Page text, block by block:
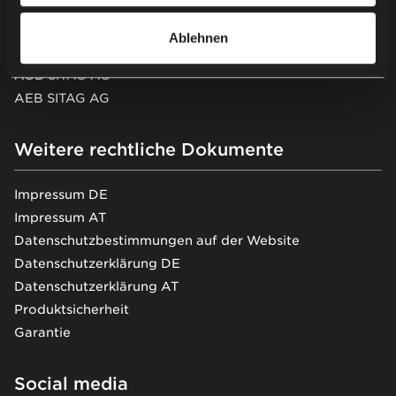
Ablehnen
AGB Nowy Styl Deutschland GmbH
AGB SITAG AG
AEB SITAG AG
Weitere rechtliche Dokumente
Impressum DE
Impressum AT
Datenschutzbestimmungen auf der Website
Datenschutzerklärung DE
Datenschutzerklärung AT
Produktsicherheit
Garantie
Social media